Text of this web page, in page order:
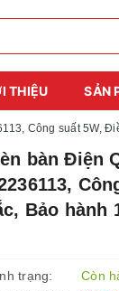
THIỆU SẢN
Công suất 5W,
bàn Điện
Bảo hành
trạng:
Còn